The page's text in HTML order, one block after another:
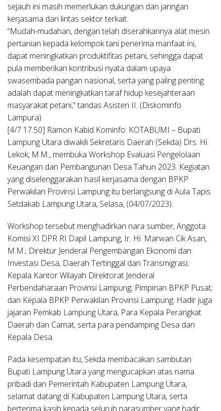
sejauh ini masih memerlukan dukungan dan jaringan
kerjasama dari lintas sektor terkait.
“Mudah-mudahan, dengan telah diserahkannya alat mesin
pertanian kepada kelompok tani penerima manfaat ini,
dapat meningkatkan produktifitas petani, sehingga dapat
pula memberikan kontribusi nyata dalam upaya
swasembada pangan nasional, serta yang paling penting
adalah dapat meningkatkan taraf hidup kesejahteraan
masyarakat petani,” tandas Asisten II. (Diskominfo
Lampura)
[4/7 17.50] Ramon Kabid Kominfo: KOTABUMI – Bupati
Lampung Utara diwakili Sekretaris Daerah (Sekda) Drs. Hi.
Lekok, M.M., membuka Workshop Evaluasi Pengelolaan
Keuangan dan Pembangunan Desa Tahun 2023. Kegiatan
yang diselenggarakan hasil kerjasama dengan BPKP
Perwakilan Provinsi Lampung itu berlangsung di Aula Tapis
Setdakab Lampung Utara, Selasa, (04/07/2023).
Workshop tersebut menghadirkan nara sumber, Anggota
Komisi XI DPR RI Dapil Lampung, Ir. Hi. Marwan Cik Asan,
M.M.; Direktur Jenderal Pengembangan Ekonomi dan
Investasi Desa, Daerah Tertinggal dan Transmigrasi;
Kepala Kantor Wilayah Direktorat Jenderal
Perbendaharaan Provinsi Lampung; Pimpinan BPKP Pusat;
dan Kepala BPKP Perwakilan Provinsi Lampung. Hadir juga
jajaran Pemkab Lampung Utara, Para Kepala Perangkat
Daerah dan Camat, serta para pendamping Desa dan
Kepala Desa.
Pada kesempatan itu, Sekda membacakan sambutan
Bupati Lampung Utara yang mengucapkan atas nama
pribadi dan Pemerintah Kabupaten Lampung Utara,
selamat datang di Kabupaten Lampung Utara, serta
berterima kasih kepada seluruh narasumber yang hadir